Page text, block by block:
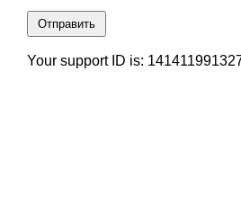
Отправить
Your support ID is: